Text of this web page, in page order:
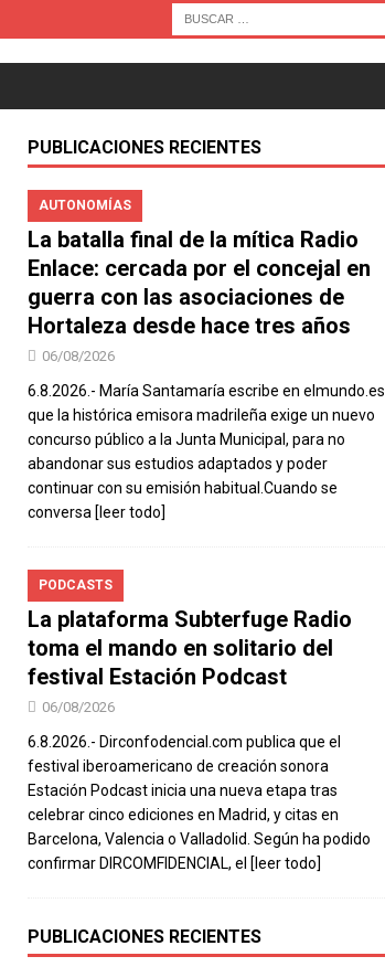
PUBLICACIONES RECIENTES
AUTONOMÍAS
La batalla final de la mítica Radio
Enlace: cercada por el concejal en
guerra con las asociaciones de
Hortaleza desde hace tres años
06/08/2026
6.8.2026.- María Santamaría escribe en elmundo.es
que la histórica emisora madrileña exige un nuevo
concurso público a la Junta Municipal, para no
abandonar sus estudios adaptados y poder
continuar con su emisión habitual.Cuando se
conversa [leer todo]
PODCASTS
La plataforma Subterfuge Radio
toma el mando en solitario del
festival Estación Podcast
06/08/2026
6.8.2026.- Dirconfodencial.com publica que el
festival iberoamericano de creación sonora
Estación Podcast inicia una nueva etapa tras
celebrar cinco ediciones en Madrid, y citas en
Barcelona, Valencia o Valladolid. Según ha podido
confirmar DIRCOMFIDENCIAL, el [leer todo]
PUBLICACIONES RECIENTES